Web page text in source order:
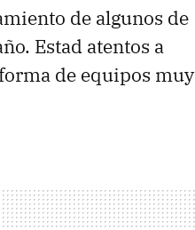
de algunos de
Estad atentos a
de equipos muy